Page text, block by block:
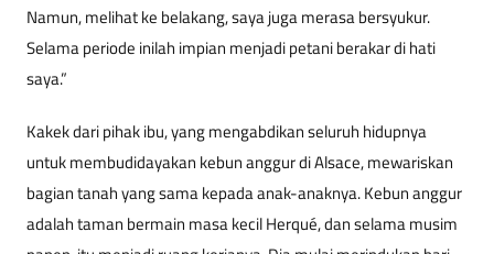
Namun, melihat ke belakang, saya juga merasa bersyukur.
Selama periode inilah impian menjadi petani berakar di hati
saya.”
Kakek dari pihak ibu, yang mengabdikan seluruh hidupnya
untuk membudidayakan kebun anggur di Alsace, mewariskan
bagian tanah yang sama kepada anak-anaknya. Kebun anggur
adalah taman bermain masa kecil Herqué, dan selama musim